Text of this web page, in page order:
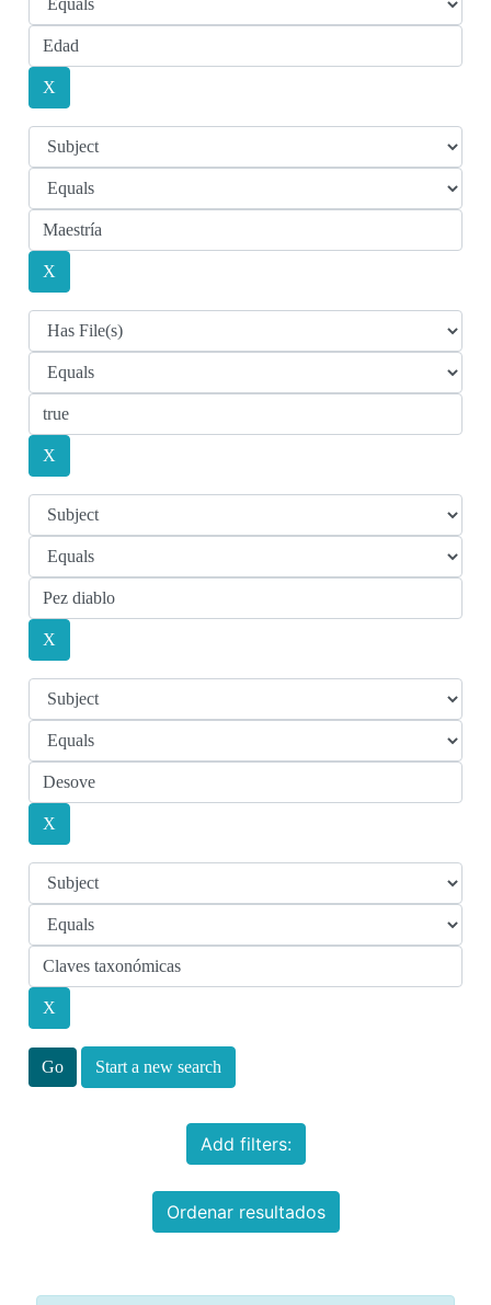
Start a new search
Add filters:
Ordenar resultados